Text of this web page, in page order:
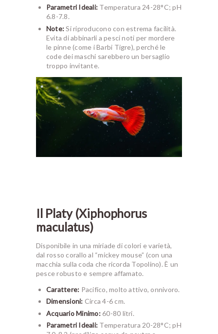
Parametri Ideali: Temperatura 24-28°C; pH
6.8-7.8.
Note:Si riproducono con estrema facilità.
Evita di abbinarli a pesci noti per mordere
le pinne (come i Barbi Tigre), perché le
code dei maschi sarebbero un bersaglio
troppo invitante.
Il Platy (Xiphophorus
maculatus)
Disponibile in una miriade di colori e varietà,
dal rosso corallo al “mickey mouse” (con una
macchia sulla coda che ricorda Topolino). È un
pesce robusto e sempre affamato.
Carattere: Pacifico, molto attivo, onnivoro.
Dimensioni: Circa 4-6 cm.
Acquario Minimo:60-80 litri.
Parametri Ideali: Temperatura 20-28°C; pH